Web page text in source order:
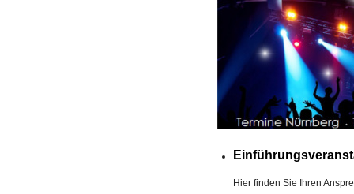
Hier finden Sie Ihren